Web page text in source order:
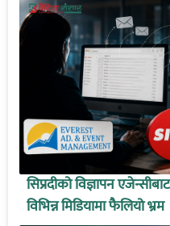
सिप्रदीको विज्ञापन
विभिन्न मिडियामा फैलियो भ्रम